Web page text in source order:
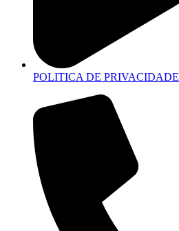
POLITICA DE PRIVACIDADE